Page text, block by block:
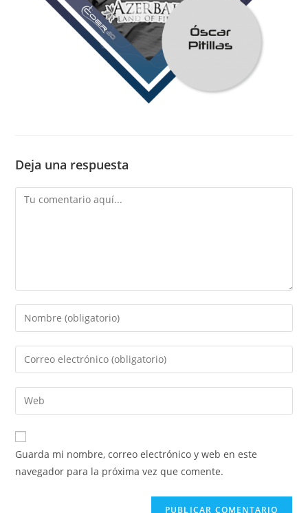
Deja una respuesta
Guarda mi nombre, correo electrónico y web en este
navegador para la próxima vez que comente.